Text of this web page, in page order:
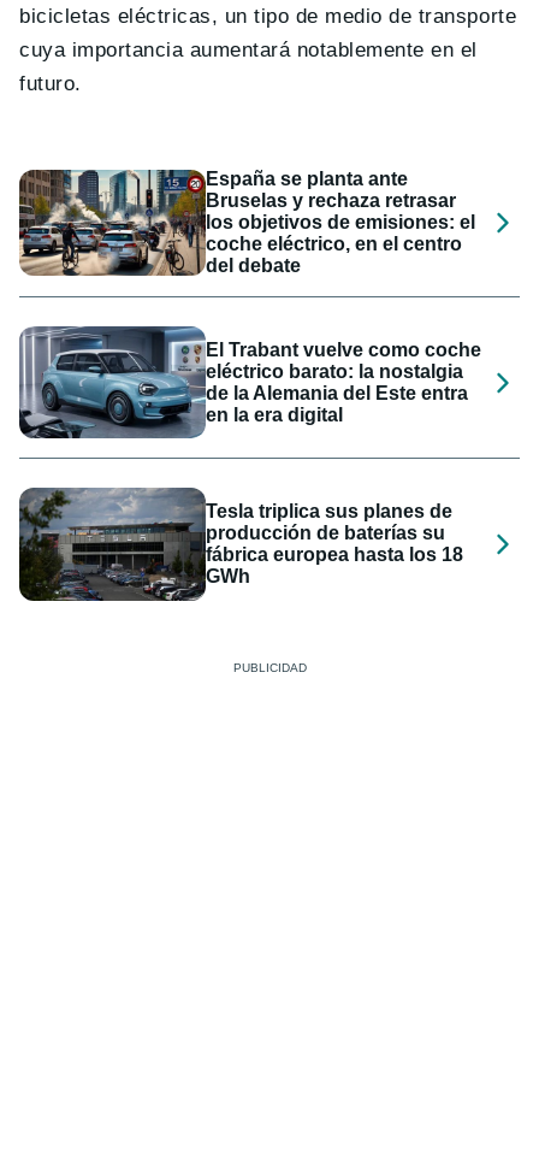
bicicletas eléctricas, un tipo de medio de transporte
cuya importancia aumentará notablemente en el
futuro.
España se planta ante
Bruselas y rechaza retrasar
los objetivos de emisiones: el
coche eléctrico, en el centro
del debate
El Trabant vuelve como coche
eléctrico barato: la nostalgia
de la Alemania del Este entra
en la era digital
Tesla triplica sus planes de
producción de baterías su
fábrica europea hasta los 18
GWh